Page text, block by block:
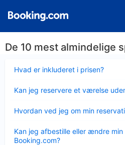
De 10 mest almindelige
Hvad er inkluderet i prisen?
Kan jeg reservere et værelse
Hvordan ved jeg om min
Kan jeg afbestille eller ændre
Booking.com?